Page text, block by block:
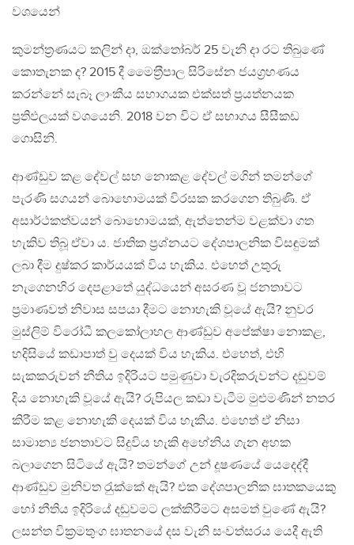
වශයෙන්
කුමන්ත‍්‍රණයට කලින් දා, ඔක්තෝබර් 25 වැනි දා රට තිබුණේ
කොතැනක ද? 2015 දී මෛත‍්‍රීපාල සිරිසේන ජයග‍්‍රහණය
කරන්නේ සැබෑ ලාංකීය සභාගයක එක්සත් ප‍්‍රයත්නයක
ප‍්‍රතිඵලයක් වශයෙනි. 2018 වන විට ඒ සභාගය සීසීකඩ
ගොසිනි.
ආණ්ඩුව කළ දේවල් සහ නොකළ දේවල් මගින් තමන්ගේ
පැරණි සගයන් බොහොමයක් විරසක කරගෙන තිබුණි. ඒ
අසාර්ථකත්වයන් බොහොමයක්, ඇත්තෙන්ම වළක්වා ගත
හැකිව තිබූ ඒවා ය. ජාතික ප‍්‍රශ්නයට දේශපාලනික විසඳුමක්
ලබා දීම දුෂ්කර කාර්යයක් විය හැකිය. එහෙත් උතුරු
නැගෙනහිර දෙපළාතේ යුද්ධයෙන් අසරණ වූ ජනතාවට
ප‍්‍රමාණවත් නිවාස සපයා දීමට නොහැකි වූයේ ඇයි? නුවර
මුස්ලිම් විරෝධී කලකෝලාහල ආණ්ඩුව අපේක්ෂා නොකළ,
හදිසියේ කඩාපාත් වු දෙයක් විය හැකිය. එහෙත්, එහි
සැකකරුවන් නීතිය ඉදිරියට පමුණුවා වැරදිකරුවන්ට දඬුවම්
දිය නොහැකි වූයේ ඇයි? රුපියල කඩා වැටීම මුළුමණින් නතර
කිරීම කළ නොහැකි දෙයක් විය හැකිය. එහෙත් ඒ නිසා
සාමාන්‍ය ජනතාවට සිදුවිය හැකි අහේනිය ගැන අහක
බලාගෙන සිටියේ ඇයි? තමන්ගේ උන් දූෂණයේ යෙදෙද්දී
ආණ්ඩුව මුනිවත රැුක්කේ ඇයි? එක දේශපාලනික ඝාතකයෙකු
හෝ නීතිය ඉදිරියේ දඬුවමට ලක්කිරීමට අසමත් වුණේ ඇයි?
ලසන්ත වික‍්‍රමතුංග ඝාතනයේ දස වැනි සංවත්සරය යෙදී ඇති